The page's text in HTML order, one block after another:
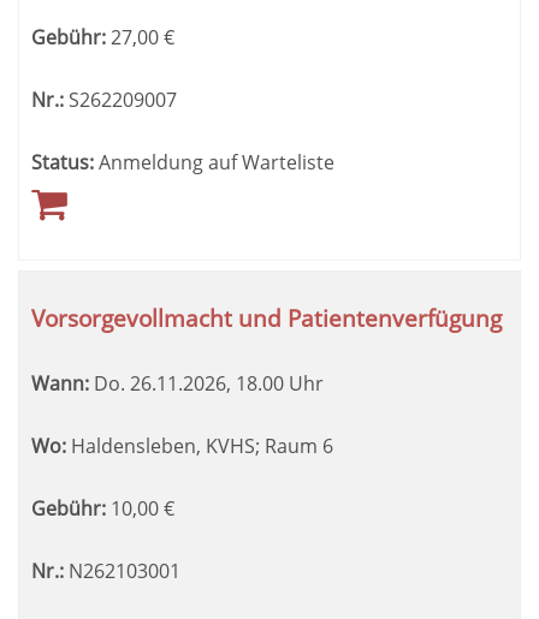
Gebühr:27,00€
Nr.:S262209007
Status:Anmeldung auf Warteliste
Vorsorgevollmacht und Patientenverfügung
Wann: Do. 26.11.2026, 18.00 Uhr
Wo: Haldensleben, KVHS; Raum 6
Gebühr: 10,00€
Nr.: N262103001